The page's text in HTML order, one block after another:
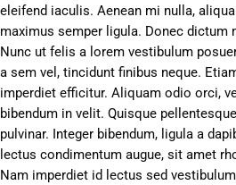
eleifend iaculis. Aenean mi nulla,
maximus semper ligula. Donec dictum
Nunc ut felis a lorem vestibulum
a sem vel, tincidunt finibus neque.
imperdiet efficitur. Aliquam odio orci,
bibendum in velit. Quisque
pulvinar. Integer bibendum, ligula a
lectus condimentum augue, sit amet
Nam imperdiet id lectus sed